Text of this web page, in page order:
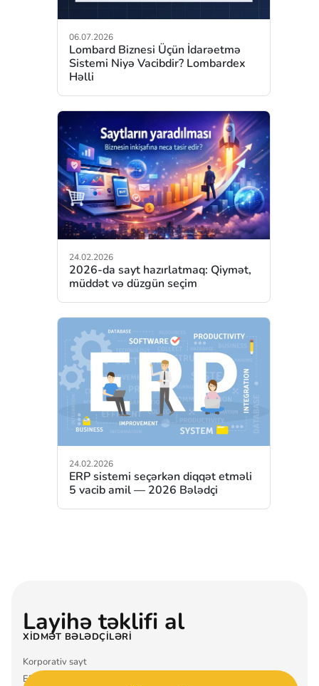
06.07.2026
Lombard Biznesi Üçün İdarəetmə
Sistemi Niyə Vacibdir? Lombardex
Həlli
24.02.2026
2026-da sayt hazırlatmaq: Qiymət,
müddət və düzgün seçim
24.02.2026
ERP sistemi seçərkən diqqət etməli
5 vacib amil — 2026 Bələdçi
XIDMƏT BƏLƏDÇILƏRI
Korporativ sayt
ERP sistemi
Layihə təklifi al